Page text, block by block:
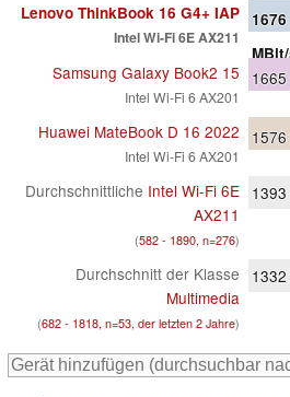
Lenovo ThinkBook 16 G4+ IAP
Intel Wi-Fi 6E AX211
1676
Samsung Galaxy Book2 15
Intel Wi-Fi 6 AX201
1665
Huawei MateBook D 16 2022
Intel Wi-Fi 6 AX201
1576
Durchschnittliche Intel Wi-Fi 6E
AX211
(582 - 1890, n=276)
1393
Durchschnitt der Klasse
Multimedia
(682 - 1818, n=53, der letzten 2 Jahre)
1332